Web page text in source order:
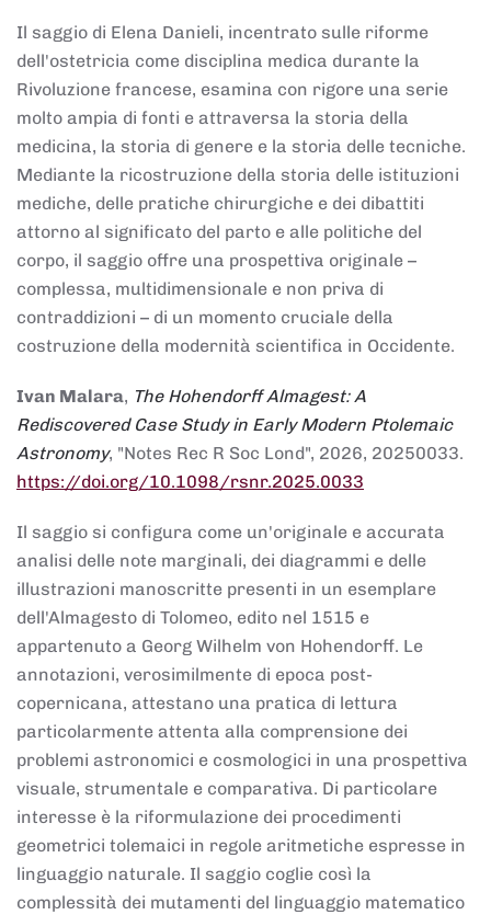
Il saggio di Elena Danieli, incentrato sulle riforme
dell'ostetricia come disciplina medica durante la
Rivoluzione francese, esamina con rigore una serie
molto ampia di fonti e attraversa la storia della
medicina, la storia di genere e la storia delle tecniche.
Mediante la ricostruzione della storia delle istituzioni
mediche, delle pratiche chirurgiche e dei dibattiti
attorno al significato del parto e alle politiche del
corpo, il saggio offre una prospettiva originale –
complessa, multidimensionale e non priva di
contraddizioni – di un momento cruciale della
costruzione della modernità scientifica in Occidente.
Ivan Malara, The Hohendorff Almagest: A
Rediscovered Case Study in Early Modern Ptolemaic
Astronomy, "Notes Rec R Soc Lond", 2026, 20250033.
https://doi.org/10.1098/rsnr.2025.0033
Il saggio si configura come un'originale e accurata
analisi delle note marginali, dei diagrammi e delle
illustrazioni manoscritte presenti in un esemplare
dell'Almagesto di Tolomeo, edito nel 1515 e
appartenuto a Georg Wilhelm von Hohendorff. Le
annotazioni, verosimilmente di epoca post-
copernicana, attestano una pratica di lettura
particolarmente attenta alla comprensione dei
problemi astronomici e cosmologici in una prospettiva
visuale, strumentale e comparativa. Di particolare
interesse è la riformulazione dei procedimenti
geometrici tolemaici in regole aritmetiche espresse in
linguaggio naturale. Il saggio coglie così la
complessità dei mutamenti del linguaggio matematico